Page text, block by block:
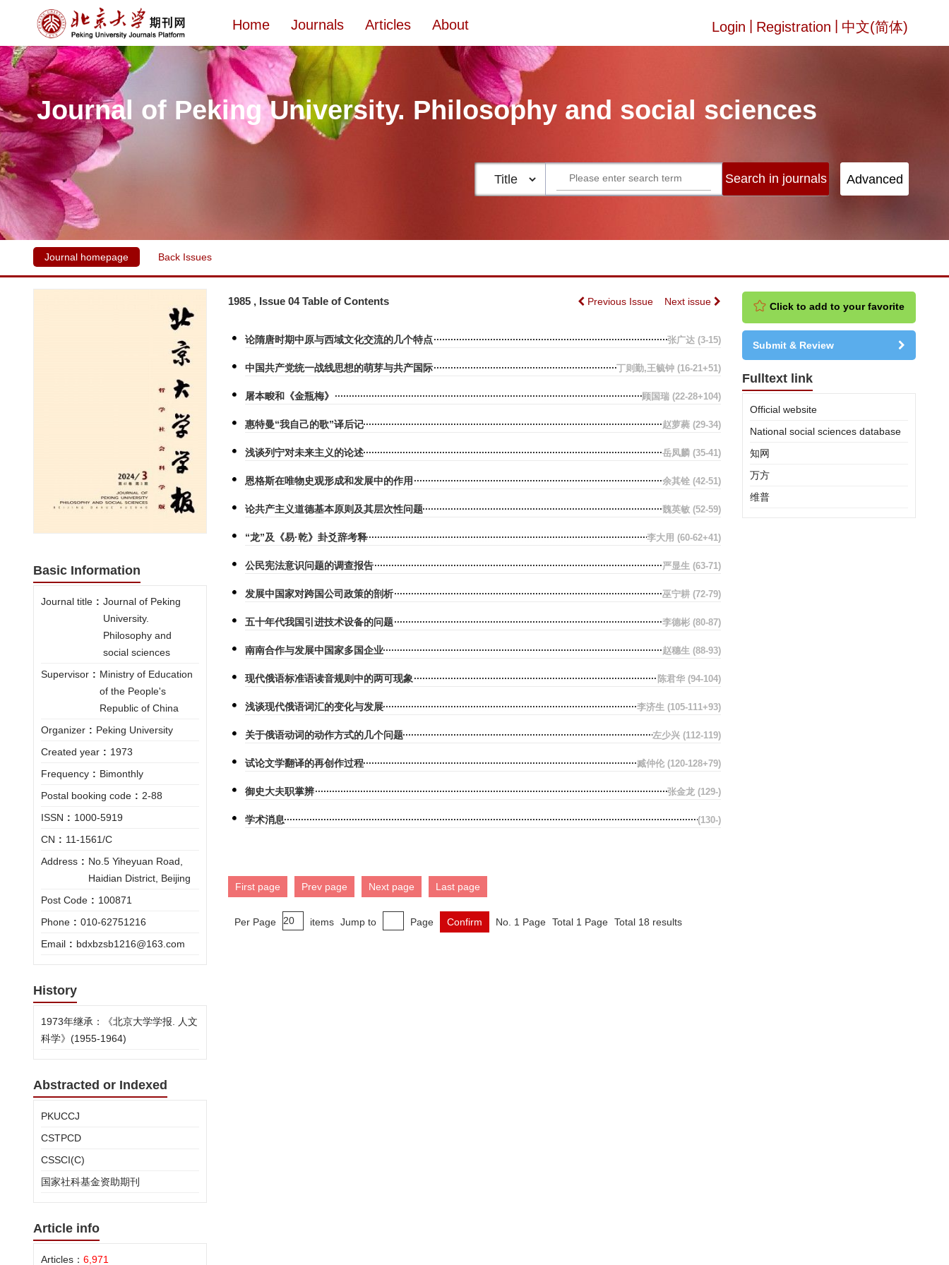
Login Registration 中文(简体)
Home Journals Articles About
Journal of Peking University. Philosophy and social sciences
Journal homepage Back Issues
Basic Information
Journal title : Journal of Peking
University.
Philosophy and
social sciences
Supervisor : Ministry of Education
of the People's
Republic of China
Organizer : Peking University
Created year : 1973
Frequency : Bimonthly
Postal booking code : 2-88
ISSN : 1000-5919
CN : 11-1561/C
Address : No.5 Yiheyuan Road,
Haidian District, Beijing
Post Code : 100871
Phone : 010-62751216
Email : bdxbzsb1216@163.com
History
1973年继承：《北京大学学报. 人文
科学》(1955-1964)
Abstracted or Indexed
PKUCCJ
CSTPCD
CSSCI(C)
国家社科基金资助期刊
Article info
Articles： 6,971
1985 , Issue 04 Table of Contents Previous Issue Next issue
论隋唐时期中原与西域文化交流的几个特点 张广达 (3-15)
中国共产党统一战线思想的萌芽与共产国际 丁则勤,王毓钟 (16-21+51)
屠本畯和《金瓶梅》 顾国瑞 (22-28+104)
惠特曼“我自己的歌”译后记 赵萝蕤 (29-34)
浅谈列宁对未来主义的论述 岳凤麟 (35-41)
恩格斯在唯物史观形成和发展中的作用 余其铨 (42-51)
论共产主义道德基本原则及其层次性问题 魏英敏 (52-59)
“龙”及《易·乾》卦爻辞考释 李大用 (60-62+41)
公民宪法意识问题的调查报告 严显生 (63-71)
发展中国家对跨国公司政策的剖析 巫宁耕 (72-79)
五十年代我国引进技术设备的问题 李德彬 (80-87)
南南合作与发展中国家多国企业 赵穗生 (88-93)
现代俄语标准语读音规则中的两可现象 陈君华 (94-104)
浅谈现代俄语词汇的变化与发展 李济生 (105-111+93)
关于俄语动词的动作方式的几个问题 左少兴 (112-119)
试论文学翻译的再创作过程 臧仲伦 (120-128+79)
御史大夫职掌辨 张金龙 (129-)
学术消息 (130-)
First page Prev page Next page Last page
Per Page items Jump to Page Confirm No. 1 Page Total 1 Page Total 18 results
Click to add to your favorite
Submit & Review
Fulltext link
Official website
National social sciences database
知网
万方
维普